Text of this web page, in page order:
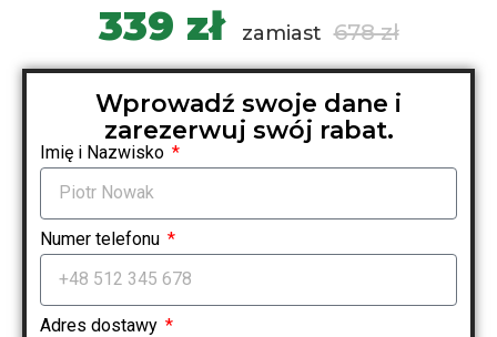
339 zł zamiast 678 zł
Wprowadź swoje dane i
zarezerwuj swój rabat.
Imię i Nazwisko
Numer telefonu
Adres dostawy